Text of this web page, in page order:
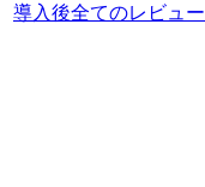
導入後全てのレビュ